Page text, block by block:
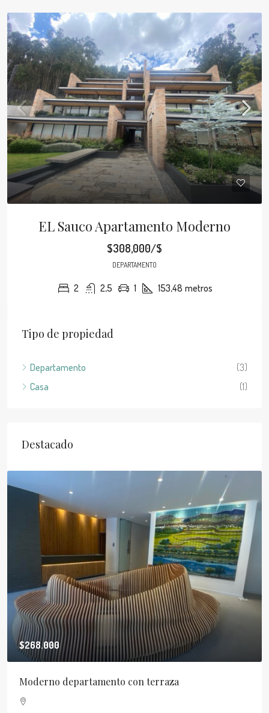
EL Sauco Apartamento Moderno
$308,000/$
DEPARTAMENTO
2 2,5 1 153,48 metros
Tipo de propiedad
Departamento
(3)
Casa
(1)
Destacado
$268.000
Moderno departamento con terraza